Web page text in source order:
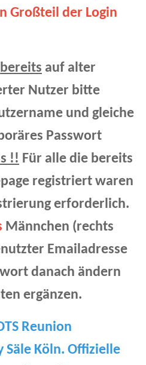
Großteil der Login
bereits auf alter
Nutzer bitte
und gleiche
Passwort
!! Für alle die bereits
registriert waren
erforderlich.
Männchen (rechts
Emailadresse
danach ändern
ergänzen.
Reunion
Säle Köln. Offizielle